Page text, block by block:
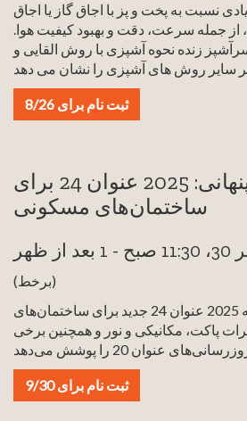
نسبت به پخت و پز با اجاق گاز یا اجاق
از جمله سرعت، دقت و بهبود کیفیت هوا.
زنده نحوه آشپزی با روش القایی و
ثبت نام برای 8/26
نگاه پنهانی: 2025 عنوان 24 برای
ساختمان‌های مسکونی
(برخط)
این نگاهی گذرا به 2025 عنوان 24 جدید برای ساختمان‌های
پاکت، مکانیکی و نور و همچنین برخی
ثبت نام برای 9/30